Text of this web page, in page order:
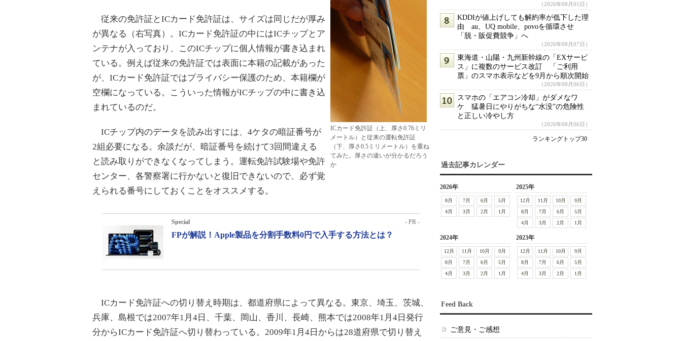
ICカード免許証（上、厚さ0.76ミリ
メートル）と従来の運転免許証
（下、厚さ0.5ミリメートル）を重ね
てみた。厚さの違いが分かるだろう
か
従来の免許証とICカード免許証は、サイズは同じだが厚み
が異なる（右写真）。ICカード免許証の中にはICチップとア
ンテナが入っており、このICチップに個人情報が書き込まれ
ている。例えば従来の免許証では表面に本籍の記載があった
が、ICカード免許証ではプライバシー保護のため、本籍欄が
空欄になっている。こういった情報がICチップの中に書き込
まれているのだ。
ICチップ内のデータを読み出すには、4ケタの暗証番号が
2組必要になる。余談だが、暗証番号を続けて3回間違える
と読み取りができなくなってしまう。運転免許試験場や免許
センター、各警察署に行かないと復旧できないので、必ず覚
えられる番号にしておくことをオススメする。
Special - PR -
FPが解説！Apple製品を分割手数料0円で入手する方法とは？
ICカード免許証への切り替え時期は、都道府県によって異なる。東京、埼玉、茨城、
兵庫、島根では2007年1月4日、千葉、岡山、香川、長崎、熊本では2008年1月4日発行
分からICカード免許証へ切り替わっている。2009年1月4日からは28道府県で切り替え
（2026年08月05日）
KDDIが値上げしても解約率が低下した理
由 au、UQ mobile、povoを循環させ
「脱・販促費競争」へ
（2026年08月07日）
東海道・山陽・九州新幹線の「EXサービ
ス」に複数のサービス改訂 「ご利用
票」のスマホ表示などを9月から順次開始
（2026年08月06日）
スマホの「エアコン冷却」がダメなワ
ケ 猛暑日にやりがちな“水没”の危険性
と正しい冷やし方
（2026年08月06日）
ランキングトップ30
過去記事カレンダー
2026年
8月 7月 6月
5月
4月
3月 2月 1月
2025年
12月 11月 10月
9月
8月
7月 6月
5月
4月
3月 2月 1月
2024年
12月 11月 10月
9月
8月
7月 6月
5月
4月
3月 2月 1月
2023年
12月 11月 10月
9月
8月
7月 6月
5月
4月
3月 2月 1月
Feed Back
ご意見・ご感想